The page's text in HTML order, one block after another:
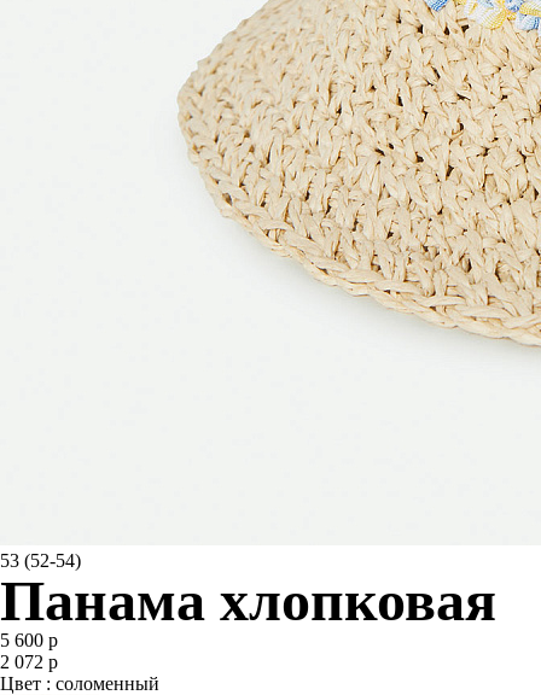
53 (52-54)
Панама хлопковая
5 600 р
2 072 р
Цвет : соломенный